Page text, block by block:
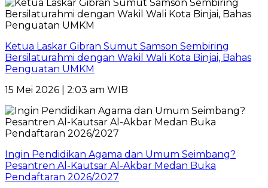
Ketua Laskar Gibran Sumut Samson Sembiring
Bersilaturahmi dengan Wakil Wali Kota Binjai, Bahas
Penguatan UMKM
15 Mei 2026 | 2:03 am WIB
Ingin Pendidikan Agama dan Umum Seimbang?
Pesantren Al-Kautsar Al-Akbar Medan Buka
Pendaftaran 2026/2027